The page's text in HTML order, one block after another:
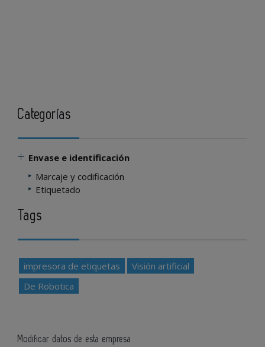
Categorías
Envase e identificación
Marcaje y codificación
Etiquetado
Tags
impresora de etiquetas
Visión artificial
De Robotica
Modificar datos de esta empresa